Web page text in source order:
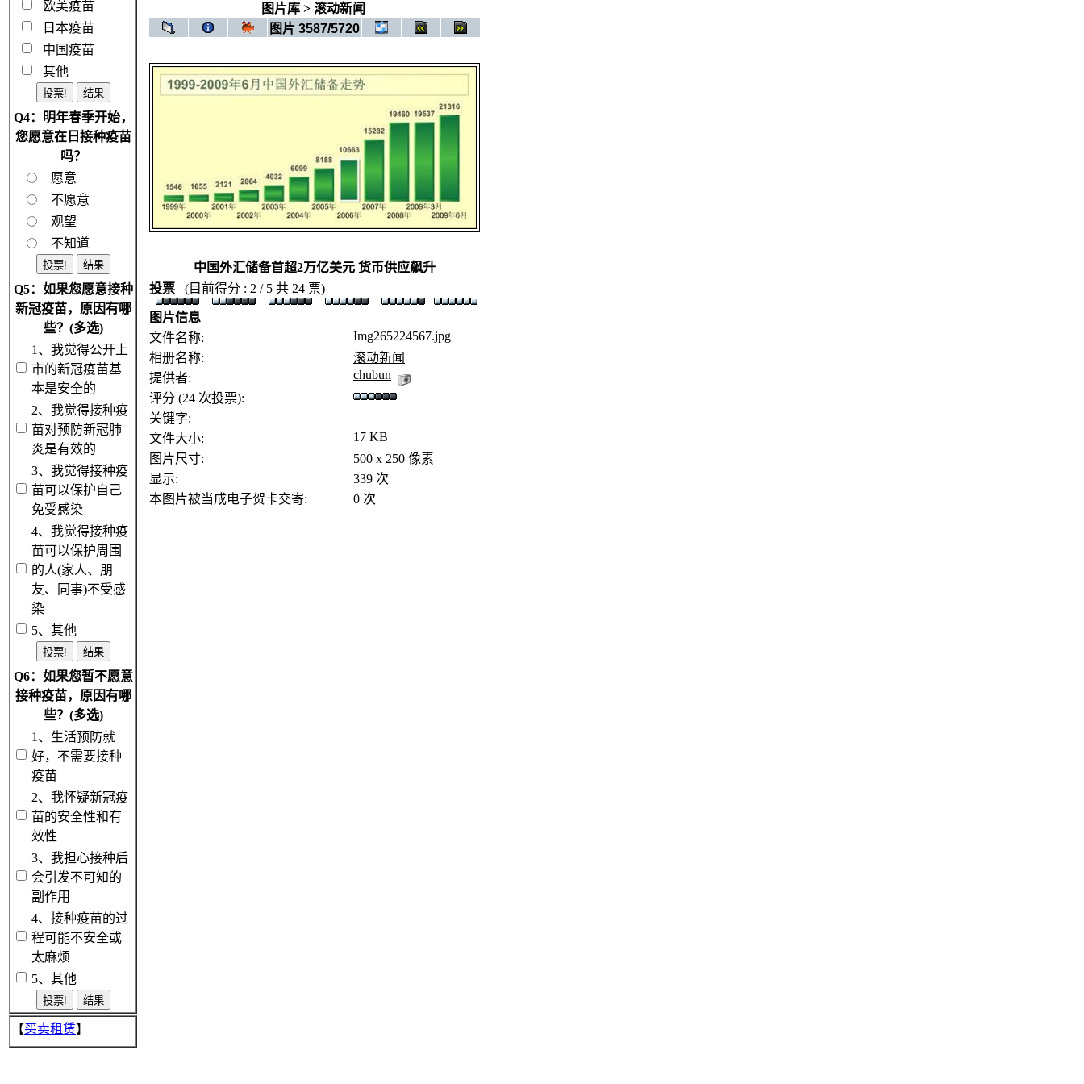
欧美疫苗
日本疫苗
中国疫苗
其他
Q4：明年春季开始，
您愿意在日接种疫苗
吗？
愿意
不愿意
观望
不知道
Q5：如果您愿意接种
新冠疫苗，原因有哪
些？(多选)
1、我觉得公开上
市的新冠疫苗基
本是安全的
2、我觉得接种疫
苗对预防新冠肺
炎是有效的
3、我觉得接种疫
苗可以保护自己
免受感染
4、我觉得接种疫
苗可以保护周围
的人(家人、朋
友、同事)不受感
染
5、其他
Q6：如果您暂不愿意
接种疫苗，原因有哪
些？(多选)
1、生活预防就
好，不需要接种
疫苗
2、我怀疑新冠疫
苗的安全性和有
效性
3、我担心接种后
会引发不可知的
副作用
4、接种疫苗的过
程可能不安全或
太麻烦
5、其他
【买卖租赁】
图片库> 滚动新闻
图片 3587/5720
中国外汇储备首超2万亿美元 货币供应飙升
投票
(目前得分 : 2 / 5 共 24 票)
图片信息
文件名称:
Img265224567.jpg
相册名称:
滚动新闻
提供者:
chubun
评分 (24 次投票):
关键字:
文件大小:
17 KB
图片尺寸:
500 x 250 像素
显示:
339 次
本图片被当成电子贺卡交寄:
0 次